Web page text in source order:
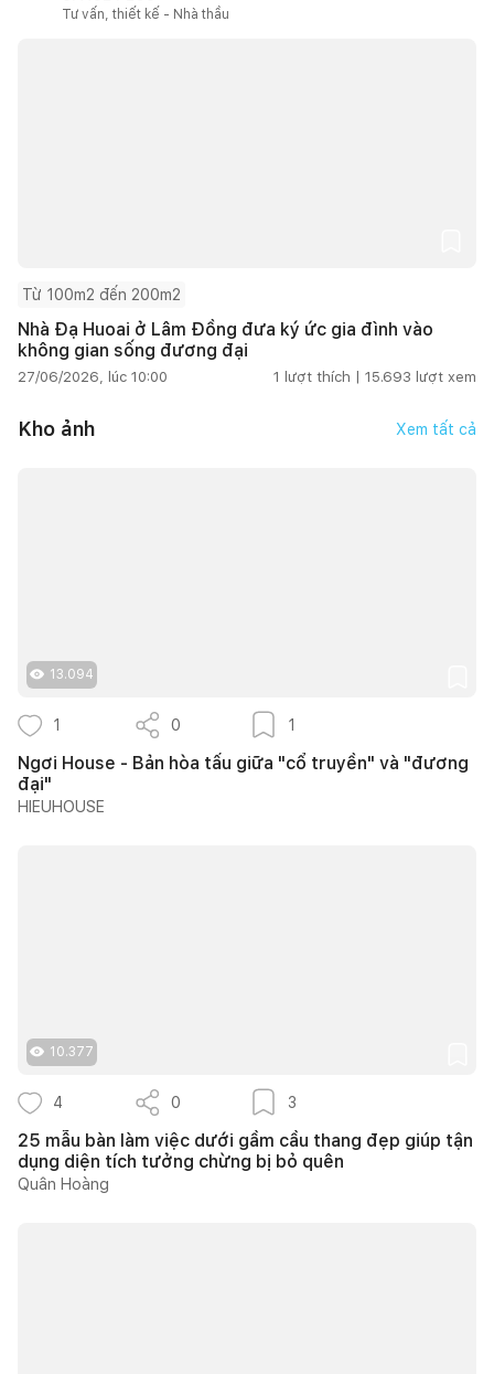
Tư vấn, thiết kế - Nhà thầu
Từ 100m2 đến 200m2
Nhà Đạ Huoai ở Lâm Đồng đưa ký ức gia đình vào
không gian sống đương đại
27/06/2026, lúc 10:00 1 lượt thích | 15.693 lượt xem
Kho ảnh Xem tất cả
13.094
1 0 1
Ngơi House - Bản hòa tấu giữa "cổ truyền" và "đương
đại"
HIEUHOUSE
10.377
4 0 3
25 mẫu bàn làm việc dưới gầm cầu thang đẹp giúp tận
dụng diện tích tưởng chừng bị bỏ quên
Quân Hoàng